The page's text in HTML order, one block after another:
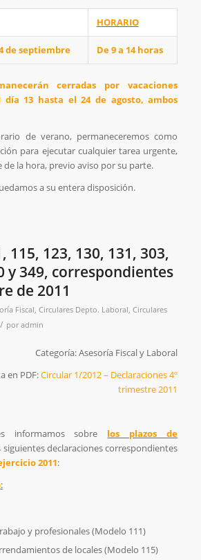
HORARIO
de septiembre De 9 a 14 horas
cerradas por vacaciones
día 13 hasta el 24 de agosto, ambos
de verano, permaneceremos como
para ejecutar cualquier tarea urgente,
la hora, previo aviso por su parte.
a su entera disposición.
115, 123, 130, 131, 303,
y 349, correspondientes
de 2011
Fiscal Circulares Depto. Laboral Circulares
/ poradmin
Categoría: Asesoría Fiscal y Laboral
en PDF:Circular 1/2012 – Declaraciones 4º
trimestre 2011
informamos sobre los plazos de
siguientes declaraciones correspondientes
2011:
:
y profesionales (Modelo 111)
de locales (Modelo 115)